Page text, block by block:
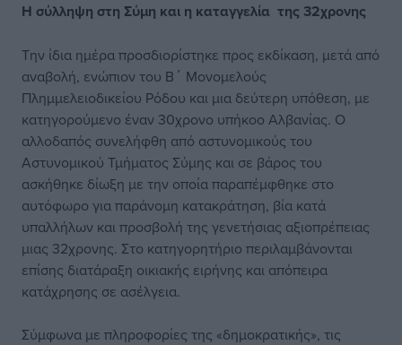
Η σύλληψη στη Σύμη και η καταγγελία της 32χρονης
Την ίδια ημέρα προσδιορίστηκε προς εκδίκαση, μετά από
αναβολή, ενώπιον του Β΄ Μονομελούς
Πλημμελειοδικείου Ρόδου και μια δεύτερη υπόθεση, με
κατηγορούμενο έναν 30χρονο υπήκοο Αλβανίας. Ο
αλλοδαπός συνελήφθη από αστυνομικούς του
Αστυνομικού Τμήματος Σύμης και σε βάρος του
ασκήθηκε δίωξη με την οποία παραπέμφθηκε στο
αυτόφωρο για παράνομη κατακράτηση, βία κατά
υπαλλήλων και προσβολή της γενετήσιας αξιοπρέπειας
μιας 32χρονης. Στο κατηγορητήριο περιλαμβάνονται
επίσης διατάραξη οικιακής ειρήνης και απόπειρα
κατάχρησης σε ασέλγεια.
Σύμφωνα με πληροφορίες της «δημοκρατικής», τις